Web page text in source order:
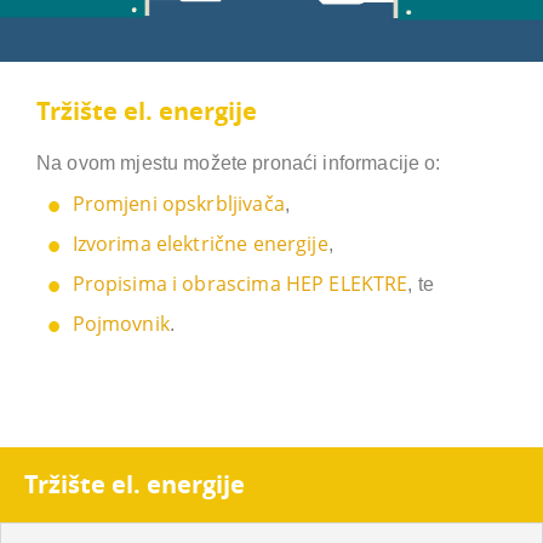
Tržište el. energije
Na ovom mjestu možete pronaći informacije o:
Promjeni opskrbljivača,
Izvorima električne energije,
Propisima i obrascima HEP ELEKTRE, te
Pojmovnik.
Tržište el. energije